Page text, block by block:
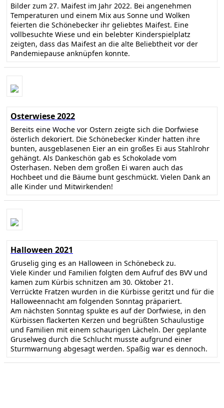
Bilder zum 27. Maifest im Jahr 2022. Bei angenehmen
Temperaturen und einem Mix aus Sonne und Wolken
feierten die Schönebecker ihr geliebtes Maifest. Eine
vollbesuchte Wiese und ein belebter Kinderspielplatz
zeigten, dass das Maifest an die alte Beliebtheit vor der
Pandemiepause anknüpfen konnte.
Osterwiese 2022
Bereits eine Woche vor Ostern zeigte sich die Dorfwiese
österlich dekoriert. Die Schönebecker Kinder hatten ihre
bunten, ausgeblasenen Eier an ein großes Ei aus Stahlrohr
gehängt. Als Dankeschön gab es Schokolade vom
Osterhasen. Neben dem großen Ei waren auch das
Hochbeet und die Bäume bunt geschmückt. Vielen Dank an
alle Kinder und Mitwirkenden!
Halloween 2021
Gruselig ging es an Halloween in Schönebeck zu.
Viele Kinder und Familien folgten dem Aufruf des BVV und
kamen zum Kürbis schnitzen am 30. Oktober 21.
Verrückte Fratzen wurden in die Kürbisse geritzt und für die
Halloweennacht am folgenden Sonntag präpariert.
Am nächsten Sonntag spukte es auf der Dorfwiese, in den
Kürbissen flackerten Kerzen und begrüßten Schaulustige
und Familien mit einem schaurigen Lächeln. Der geplante
Gruselweg durch die Schlucht musste aufgrund einer
Sturmwarnung abgesagt werden. Spaßig war es dennoch.